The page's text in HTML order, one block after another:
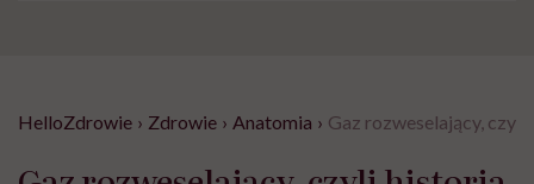
HelloZdrowie › Zdrowie › Anatomia › Gaz rozweselający,